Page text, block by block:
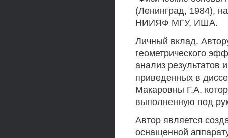
(Ленинград, 1984),
НИИЯФ МГУ, ИША.
Личный вклад.
геометрического
анализ
приведенных в
Макаровны Г.А.
выполненную под
Автор является
оснащенной